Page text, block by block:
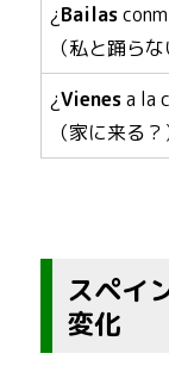
¿Bailas
（私と踊らな
¿Vienesa la
（家に来る？
スペイ
変化